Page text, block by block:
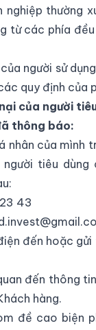
nghiệp
từ các phía
người sử
quy định của
của người
thông báo:
của mình
tiêu dùng
43
đến hoặc
đến thông
hàng.
đề cao biện